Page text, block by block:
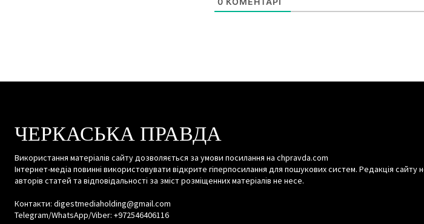
ЧЕРКАСЬКА ПРАВДА
Використання матеріалів сайту дозволяється за умови посилання на chpravda.com
Інтернет-медіа повинні використовувати відкрите гіперпосилання для пошукових систем. Редакція сайту
авторів статей та відповідальності за зміст розміщенних матеріалів не несе.
Контакти: digestmediaholding@gmail.com
Telegram/WhatsApp/Viber: +972546406116